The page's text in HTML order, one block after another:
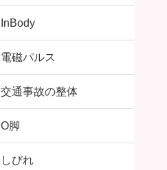
InBody
電磁パルス
交通事故の整体
O脚
しびれ